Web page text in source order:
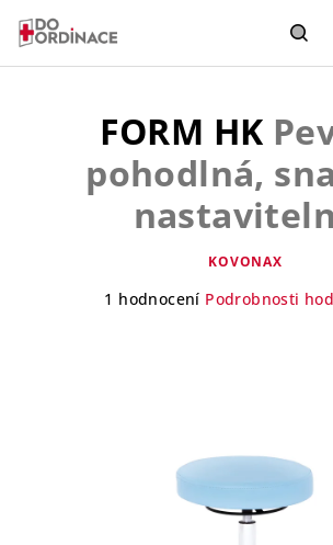
obsah
FORM HK
pohodlná,
KOVONAX
Průměrné
1 hodnocení Podrobnosti